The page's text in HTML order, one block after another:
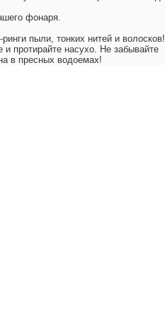
фонаря.
пыли, тонких нитей и волосков!
протирайте насухо. Не забывайте
в пресных водоемах!